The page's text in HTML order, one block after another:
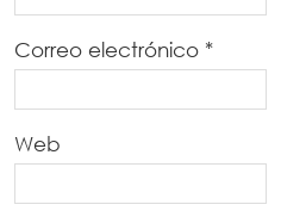
Correo electrónico *
Web